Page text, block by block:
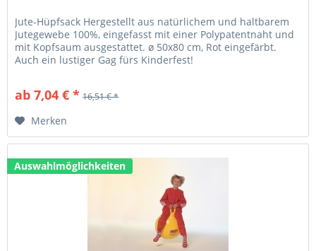
Jute-Hüpfsack Hergestellt aus natürlichem und haltbarem
Jutegewebe 100%, eingefasst mit einer Polypatentnaht und
mit Kopfsaum ausgestattet. ø 50x80 cm, Rot eingefärbt.
Auch ein lustiger Gag fürs Kinderfest!
ab 7,04 € * 16,51 € *
Merken
Auswahlmöglichkeiten